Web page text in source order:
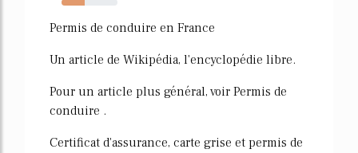
42%
Permis de conduire en France
Un article de Wikipédia, l'encyclopédie libre.
Pour un article plus général, voir Permis de
conduire .
Certificat d'assurance, carte grise et permis de